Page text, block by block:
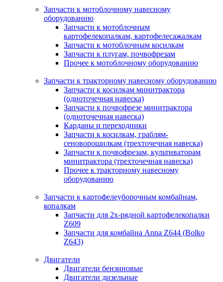
Запчасти к мотоблочному навесному
оборудованию
Запчасти к мотоблочным
картофелекопалкам, картофелесажалкам
Запчасти к мотоблочным косилкам
Запчасти к плугам, почвофрезам
Прочее к мотоблочному оборудованию
Запчасти к тракторному навесному оборудованию
Запчасти к косилкам минитрактора
(одноточечная навеска)
Запчасти к почвофрезе минитрактора
(одноточечная навеска)
Карданы и переходники
Запчасти к косилкам, граблям-
сеноворошилкам (трехточечная навеска)
Запчасти к почвофрезам, культиваторам
минитрактора (трехточечная навеска)
Прочее к тракторному навесному
оборудованию
Запчасти к картофелеуборочным комбайнам,
копалкам
Запчасти для 2х-рядной картофелекопалки
Z609
Запчасти для комбайна Anna Z644 (Bolko
Z643)
Двигатели
Двигатели бензиновые
Двигатели дизельные